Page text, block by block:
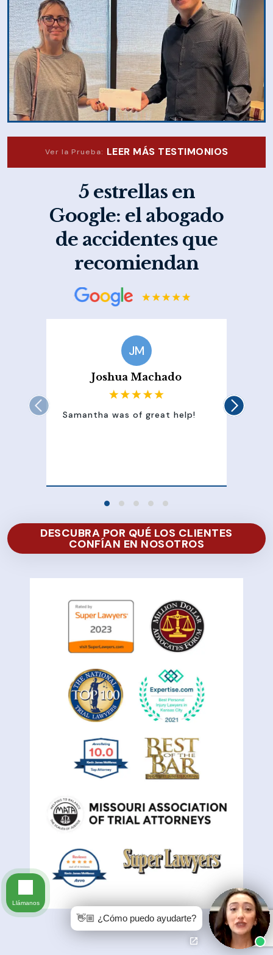
Ver la Prueba: LEER MÁS TESTIMONIOS
5 estrellas en
Google: el abogado
de accidentes que
recomiendan
JM
Joshua Machado
Samantha was of great help!
DESCUBRA POR QUÉ LOS CLIENTES
CONFÍAN EN NOSOTROS
👋🏼 ¿Cómo puedo ayudarte?
Llámanos